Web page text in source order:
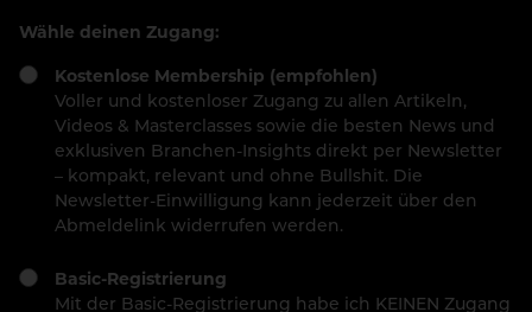
Wähle deinen Zugang:
Kostenlose Membership (empfohlen)
Voller und kostenloser Zugang zu allen Artikeln,
Videos & Masterclasses sowie die besten News und
exklusiven Branchen-Insights direkt per Newsletter
– kompakt, relevant und ohne Bullshit. Die
Newsletter-Einwilligung kann jederzeit über den
Abmeldelink widerrufen werden.
Basic-Registrierung
Mit der Basic-Registrierung habe ich KEINEN Zugang